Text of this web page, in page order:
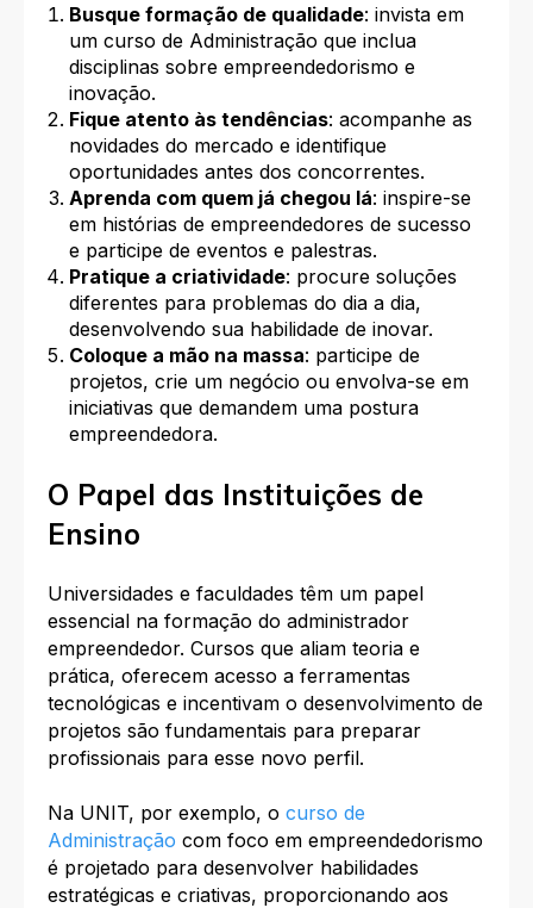
Busque formação de qualidade: invista em
um curso de Administração que inclua
disciplinas sobre empreendedorismo e
inovação.
Fique atento às tendências: acompanhe as
novidades do mercado e identifique
oportunidades antes dos concorrentes.
Aprenda com quem já chegou lá: inspire-se
em histórias de empreendedores de sucesso
e participe de eventos e palestras.
Pratique a criatividade: procure soluções
diferentes para problemas do dia a dia,
desenvolvendo sua habilidade de inovar.
Coloque a mão na massa: participe de
projetos, crie um negócio ou envolva-se em
iniciativas que demandem uma postura
empreendedora.
O Papel das Instituições de
Ensino
Universidades e faculdades têm um papel
essencial na formação do administrador
empreendedor. Cursos que aliam teoria e
prática, oferecem acesso a ferramentas
tecnológicas e incentivam o desenvolvimento de
projetos são fundamentais para preparar
profissionais para esse novo perfil.
Na UNIT, por exemplo, o curso de
Administração com foco em empreendedorismo
é projetado para desenvolver habilidades
estratégicas e criativas, proporcionando aos